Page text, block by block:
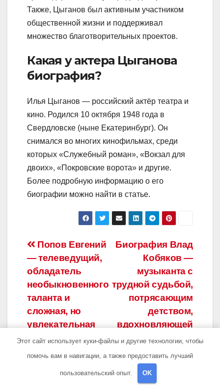
Также, Цыганов был активным участником
общественной жизни и поддерживал
множество благотворительных проектов.
Какая у актера Цыганова
биография?
Илья Цыганов — российский актёр театра и
кино. Родился 10 октября 1948 года в
Свердловске (ныне Екатеринбург). Он
снимался во многих кинофильмах, среди
которых «Служебный роман», «Вокзал для
двоих», «Покровские ворота» и другие.
Более подробную информацию о его
биографии можно найти в статье.
Навигация
по
записям
Биография Влад
Кобяков —
музыканта с
трудной судьбой,
потрясающим
детством,
вдохновляющей
музыкальной
карьерой и
необычной
личной жизнью!
Попов Евгений
— телеведущий,
обладатель
необыкновенного
таланта и
сложная, но
увлекательная
личная жизнь
Этот сайт использует куки-файлы и другие технологии, чтобы
помочь вам в навигации, а также предоставить лучший
пользовательский опыт. OK